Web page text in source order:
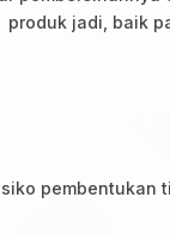
jadi, baik
pembentukan